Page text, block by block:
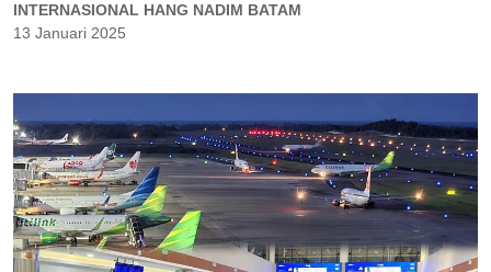
INTERNASIONAL HANG NADIM BATAM
13 Januari 2025